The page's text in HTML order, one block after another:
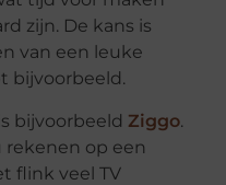
zijn. De kans is
van een leuke
bijvoorbeeld.
bijvoorbeeld Ziggo.
rekenen op een
flink veel TV